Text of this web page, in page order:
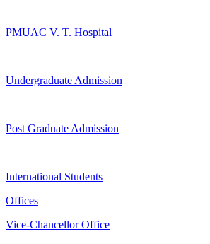
PMUAC V. T. Hospital
Undergraduate Admission
Post Graduate Admission
International Students
Offices
Vice-Chancellor Office